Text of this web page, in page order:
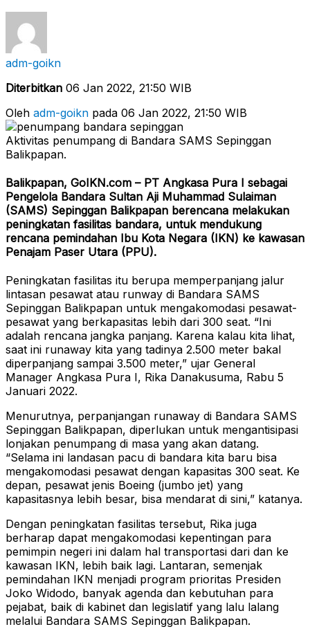
adm-goikn
Diterbitkan 06 Jan 2022, 21:50 WIB
Oleh adm-goikn pada 06 Jan 2022, 21:50 WIB
Aktivitas penumpang di Bandara SAMS Sepinggan
Balikpapan.
Balikpapan, GoIKN.com – PT Angkasa Pura I sebagai
Pengelola Bandara Sultan Aji Muhammad Sulaiman
(SAMS) Sepinggan Balikpapan berencana melakukan
peningkatan fasilitas bandara, untuk mendukung
rencana pemindahan Ibu Kota Negara (IKN) ke kawasan
Penajam Paser Utara (PPU).
Peningkatan fasilitas itu berupa memperpanjang jalur
lintasan pesawat atau runway di Bandara SAMS
Sepinggan Balikpapan untuk mengakomodasi pesawat-
pesawat yang berkapasitas lebih dari 300 seat. “Ini
adalah rencana jangka panjang. Karena kalau kita lihat,
saat ini runaway kita yang tadinya 2.500 meter bakal
diperpanjang sampai 3.500 meter,” ujar General
Manager Angkasa Pura I, Rika Danakusuma, Rabu 5
Januari 2022.
Menurutnya, perpanjangan runaway di Bandara SAMS
Sepinggan Balikpapan, diperlukan untuk mengantisipasi
lonjakan penumpang di masa yang akan datang.
“Selama ini landasan pacu di bandara kita baru bisa
mengakomodasi pesawat dengan kapasitas 300 seat. Ke
depan, pesawat jenis Boeing (jumbo jet) yang
kapasitasnya lebih besar, bisa mendarat di sini,” katanya.
Dengan peningkatan fasilitas tersebut, Rika juga
berharap dapat mengakomodasi kepentingan para
pemimpin negeri ini dalam hal transportasi dari dan ke
kawasan IKN, lebih baik lagi. Lantaran, semenjak
pemindahan IKN menjadi program prioritas Presiden
Joko Widodo, banyak agenda dan kebutuhan para
pejabat, baik di kabinet dan legislatif yang lalu lalang
melalui Bandara SAMS Sepinggan Balikpapan.